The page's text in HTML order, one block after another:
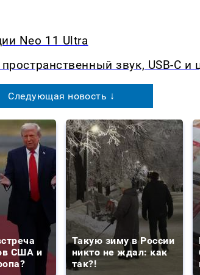
Neo 11 Ultra
звук, USB-C и
Следующая новость ↓
США и
Такую зиму в России
никто не ждал: как
так?!